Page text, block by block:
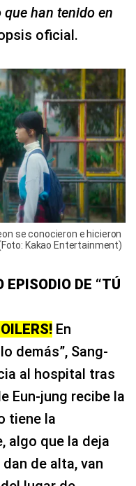
han tenido en
oficial.
se conocieron e hicieron
Kakao Entertainment)
EPISODIO DE “TÚ
En
demás”, Sang-
al hospital tras
Eun-jung recibe la
tiene la
algo que la deja
de alta, van